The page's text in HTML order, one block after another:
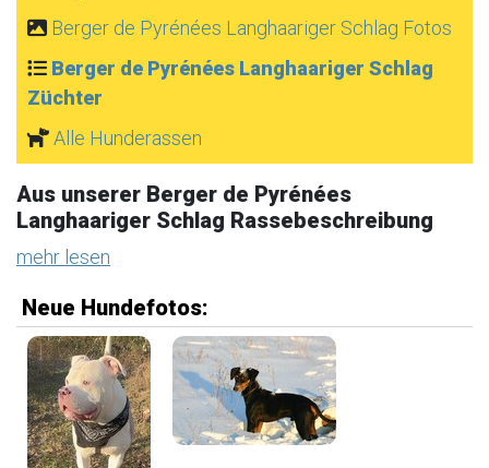
Berger de Pyrénées Langhaariger Schlag Fotos
Berger de Pyrénées Langhaariger Schlag
Züchter
Alle Hunderassen
Aus unserer Berger de Pyrénées
Langhaariger Schlag Rassebeschreibung
mehr lesen
Neue Hundefotos: